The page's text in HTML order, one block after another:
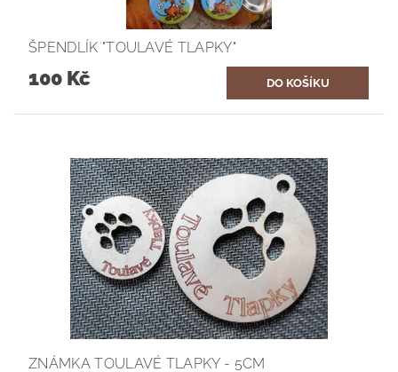
ŠPENDLÍK "TOULAVÉ TLAPKY"
100 Kč
ZNÁMKA TOULAVÉ TLAPKY - 5CM